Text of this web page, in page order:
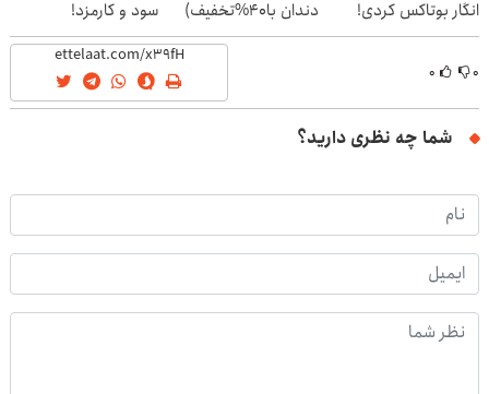
انگار بوتاکس کردی!
(تخفیف ویژه)
دندان با40%تخفیف) سود و کارمزد!
۰ ۰
شما چه نظری دارید؟